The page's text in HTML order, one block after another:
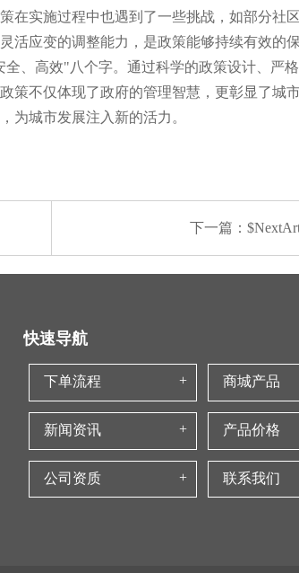
在实施过程中也遇到了一些挑战，如部分
活应变的调整能力，是政策能够持续有效的保
、高效"八个字。通过科学的政策设计、
策不仅体现了政府的管理智慧，更彰显了
为城市发展注入新的活力。
下一篇：
快速导航
下单流程 商城产品
新闻资讯 产品价格
公司资质 联系我们